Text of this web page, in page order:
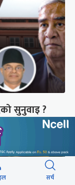
सुनुवाइ ?
सर्च